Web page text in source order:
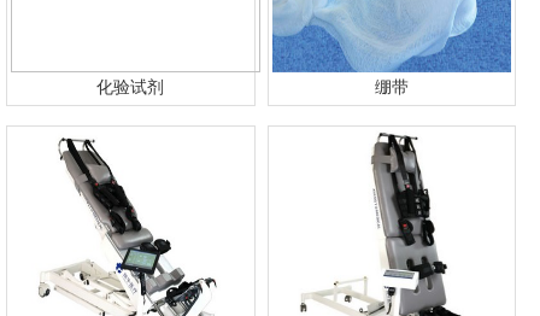
化验试剂 绷带